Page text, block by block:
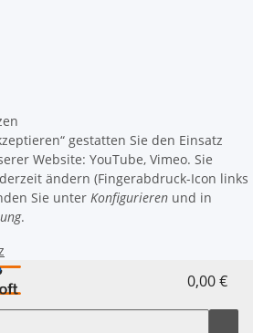
gestatten Sie den Einsatz
Website: YouTube, Vimeo. Sie
ändern (Fingerabdruck-Icon links
Sie unter Konfigurieren und in
.
0,00 €